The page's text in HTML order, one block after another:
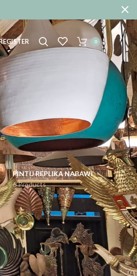
0
PINTU REPLIKA NABAWI
6 Products